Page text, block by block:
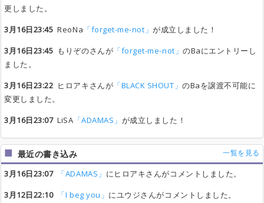
更しました。
3月16日23:45 ReoNa 「forget-me-not」が成立しました！
3月16日23:45 もりぞのさんが 「forget-me-not」のBaにエントリーし
ました。
3月16日23:22 ヒロアキさんが 「BLACK SHOUT」のBaを譲渡不可能に
変更しました。
3月16日23:07LiSA 「ADAMAS」 が成立しました！
最近の書き込み 一覧を見る
3月16日23:07 「ADAMAS」 にヒロアキさんがコメントしました。
3月12日22:10
「I beg you」 にユウジさんがコメントしました。